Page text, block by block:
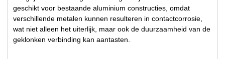
geschikt voor bestaande aluminium constructies, omdat
verschillende metalen kunnen resulteren in contactcorrosie,
wat niet alleen het uiterlijk, maar ook de duurzaamheid van de
geklonken verbinding kan aantasten.